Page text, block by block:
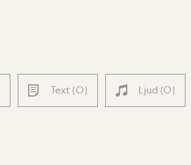
Text (0) Ljud (0)